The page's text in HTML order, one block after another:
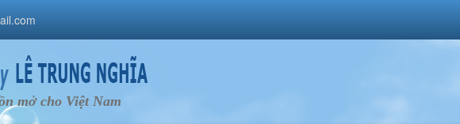
mở cho Việt Nam